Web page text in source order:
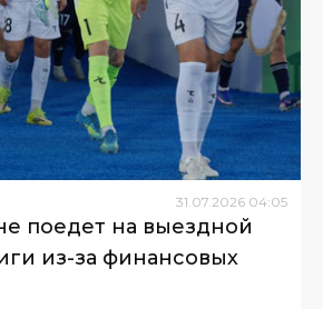
31.07.2026 04:05
поедет на выездной
из-за финансовых